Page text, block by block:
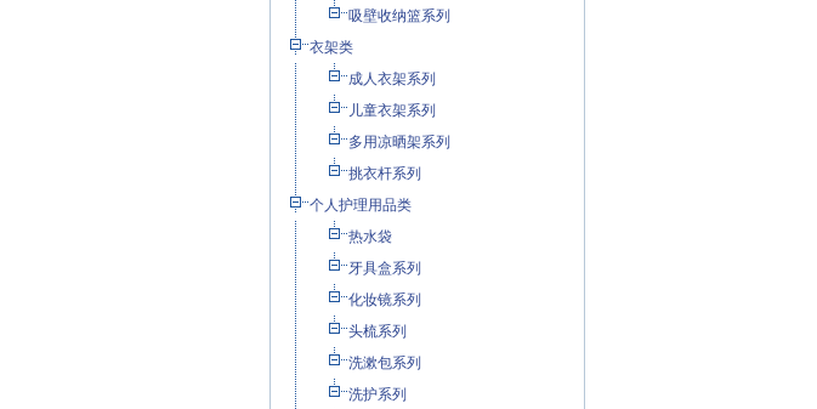
吸壁收纳篮系列
衣架类
成人衣架系列
儿童衣架系列
多用凉晒架系列
挑衣杆系列
个人护理用品类
热水袋
牙具盒系列
化妆镜系列
头梳系列
洗漱包系列
洗护系列